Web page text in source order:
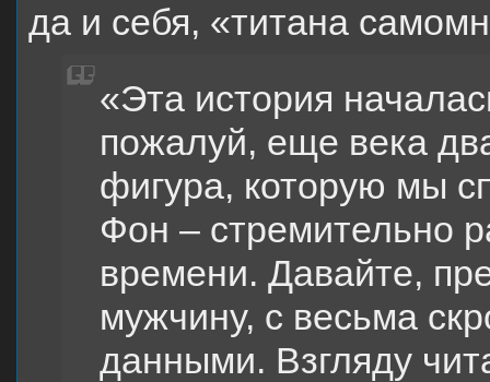
да и себя, «титана
«Эта история
пожалуй, еще века
фигура, которую мы
Фон – стремительно
времени. Давайте,
мужчину, с весьма
данными. Взгляду